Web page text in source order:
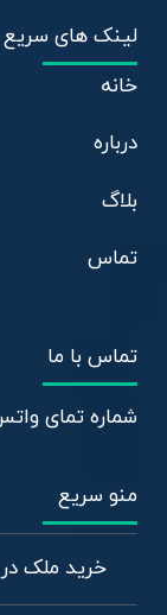
لینک های سریع
خانه
درباره
بلاگ
تماس
تماس با ما
شماره تمای واتس اپ :
منو سریع
خرید ملک در